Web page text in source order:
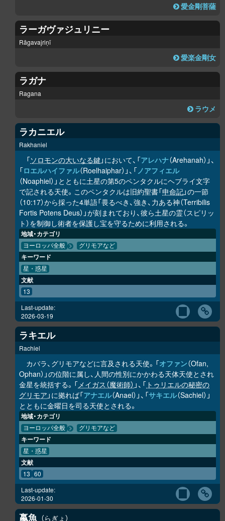
愛金剛菩薩
ラーガヴァジュリニー
Rāgavajriṇī
愛楽金剛女
ラガナ
Ragana
ラウメ
ラカニエル
Rakhaniel
「ソロモンの大いなる鍵 」において、「アレハナ（Arehanah）」、
「ロエルハイファル（Roelhaiphar）」、「ノアフィエル
（Noaphiel）」とともに土星の第5のペンタクルにヘブライ文字
で記される天使。このペンタクルは旧約聖書「申命記」の一節
（10:17）から採った4単語「畏るべき、強き、力ある神（Terribilis
Fortis Potens Deus）」が刻まれており、彼ら土星の霊（スピリッ
ト）を制御し術者を保護し宝を守るために利用される。
地域・カテゴリ
ヨーロッパ全般 グリモアなど
キーワード
星・惑星
文献
13
Last-update:
2026-03-19
ラキエル
Rachiel
カバラ、グリモアなどに言及される天使。「オファン（Ofan,
Ophan）」の位階に属し、人間の性別にかかわる天体天使とされ
金星を統括する。「メイガス（魔術師） 」、「 トゥリエルの秘密の
グリモア 」に拠れば「アナエル（Anael）」、「サキエル（Sachiel）」
とともに金曜日を司る天使とされる。
地域・カテゴリ
ヨーロッパ全般 グリモアなど
キーワード
星・惑星
文献
13 60
Last-update:
2026-01-30
蠃魚 らぎょ